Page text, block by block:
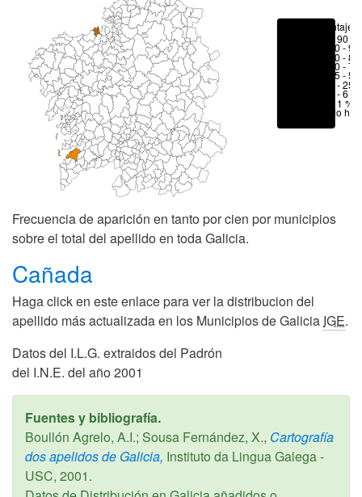
Porcentajes
> 90 %
80 -
70 -
50 -
25 -
6 - 25
1 - 6 %
< 1 %
No hay
Frecuencia de aparición en tanto por cien por municipios
sobre el total del apellido en toda Galicia.
Cañada
Haga click en este enlace para ver la distribucion del
apellido más actualizada en los Municipios de Galicia IGE.
Datos del I.L.G. extraidos del Padrón
del I.N.E. del año 2001
Fuentes y bibliografía.
Boullón Agrelo, A.I.; Sousa Fernández, X., Cartografía
dos apelidos de Galicia, Instituto da Lingua Galega -
USC, 2001.